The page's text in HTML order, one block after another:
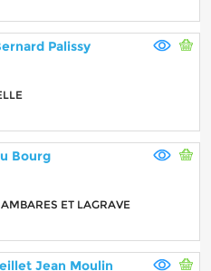
Palissy
Bourg
ET LAGRAVE
Jean Moulin